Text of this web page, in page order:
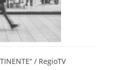
/ RegioTV